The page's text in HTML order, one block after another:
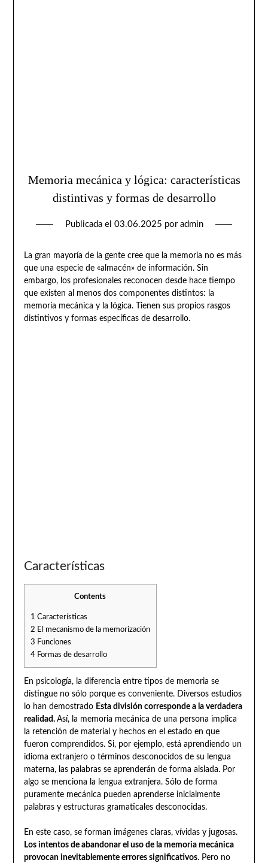
Memoria mecánica y lógica: características
distintivas y formas de desarrollo
Publicada el 03.06.2025 por admin
La gran mayoría de la gente cree que la memoria no es más
que una especie de «almacén» de información. Sin
embargo, los profesionales reconocen desde hace tiempo
que existen al menos dos componentes distintos: la
memoria mecánica y la lógica. Tienen sus propios rasgos
distintivos y formas específicas de desarrollo.
Características
Contents
1 Características
2 El mecanismo de la memorización
3 Funciones
4Formas de desarrollo
En psicología, la diferencia entre tipos de memoria se
distingue no sólo porque es conveniente. Diversos estudios
lo han demostrado Esta división corresponde a la verdadera
realidad. Así, la memoria mecánica de una persona implica
la retención de material y hechos en el estado en que
fueron comprendidos. Si, por ejemplo, está aprendiendo un
idioma extranjero o términos desconocidos de su lengua
materna, las palabras se aprenderán de forma aislada. Por
algo se menciona la lengua extranjera. Sólo de forma
puramente mecánica pueden aprenderse inicialmente
palabras y estructuras gramaticales desconocidas.
En este caso, se forman imágenes claras, vívidas y jugosas.
Los intentos de abandonar el uso de la memoria mecánica
provocan inevitablemente errores significativos. Pero no